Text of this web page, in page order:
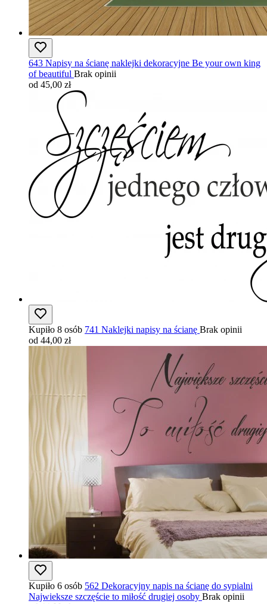
643 Napisy na ścianę naklejki dekoracyjne Be your own king
of beautiful Brak opinii
od 45,00 zł
Kupiło 8 osób 741 Naklejki napisy na ścianę Brak opinii
od 44,00 zł
Kupiło 6 osób 562 Dekoracyjny napis na ścianę do sypialni
Najwieksze szczęście to miłość drugiej osoby Brak opinii